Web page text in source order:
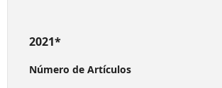
2021*
Número de Artículos